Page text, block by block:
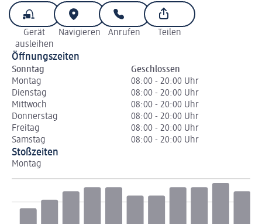
Gerät
ausleihen
Navigieren Anrufen Teilen
Öffnungszeiten
Sonntag
Geschlossen
Montag
08:00 - 20:00 Uhr
Dienstag
08:00 - 20:00 Uhr
Mittwoch
08:00 - 20:00 Uhr
Donnerstag
08:00 - 20:00 Uhr
Freitag
08:00 - 20:00 Uhr
Samstag
08:00 - 20:00 Uhr
Stoßzeiten
Montag